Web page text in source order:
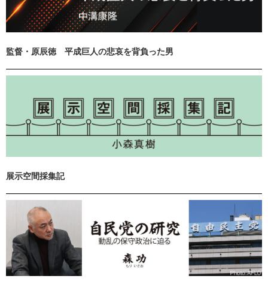
監督・原辰徳 平成巨人の悲哀を背負った男
展示空間採集記